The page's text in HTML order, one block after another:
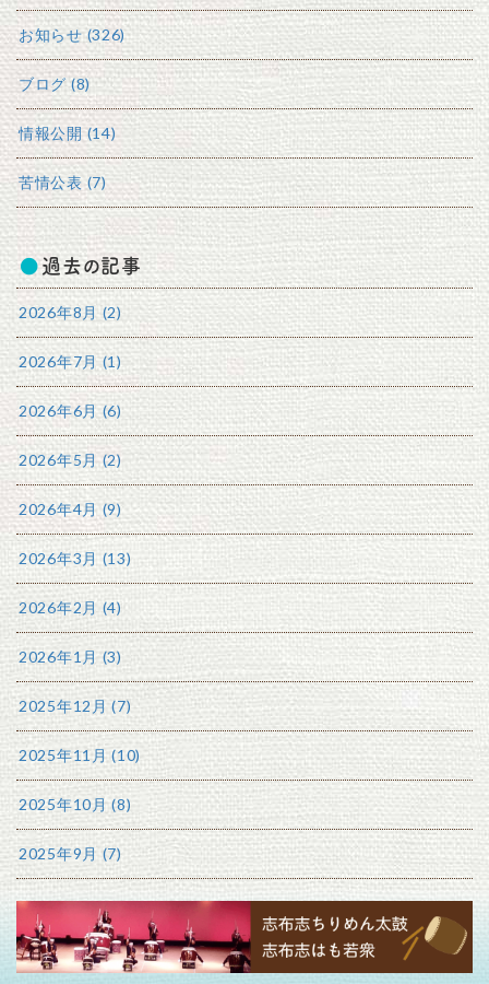
お知らせ (326)
ブログ (8)
情報公開 (14)
苦情公表 (7)
過去の記事
2026年8月 (2)
2026年7月 (1)
2026年6月 (6)
2026年5月 (2)
2026年4月 (9)
2026年3月 (13)
2026年2月 (4)
2026年1月 (3)
2025年12月 (7)
2025年11月 (10)
2025年10月 (8)
2025年9月 (7)